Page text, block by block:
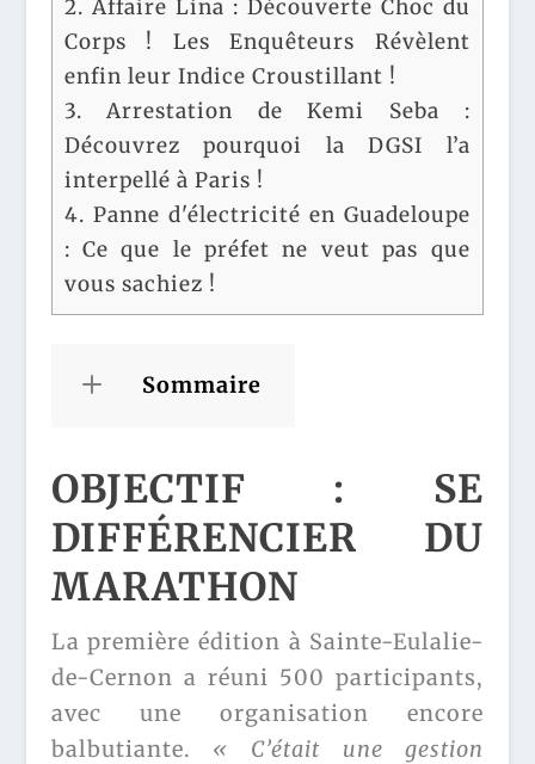
2. Affaire Lina : Découverte Choc du
Corps ! Les Enquêteurs Révèlent
enfin leur Indice Croustillant !
3. Arrestation de Kemi Seba :
Découvrez pourquoi la DGSI l’a
interpellé à Paris !
4. Panne d'électricité en Guadeloupe
: Ce que le préfet ne veut pas que
vous sachiez !
Sommaire
OBJECTIF : SE
DIFFÉRENCIER DU
MARATHON
La première édition à Sainte-Eulalie-
de-Cernon a réuni 500 participants,
avec une organisation encore
balbutiante. « C’était une gestion